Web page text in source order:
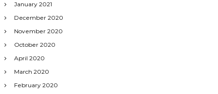
January 2021
December 2020
November 2020
October 2020
April 2020
March 2020
February 2020